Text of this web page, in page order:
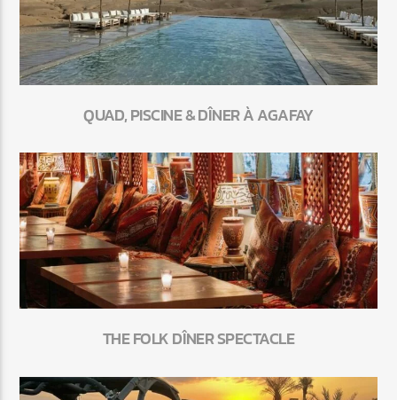
QUAD, PISCINE & DÎNER À AGAFAY
THE FOLK DÎNER SPECTACLE